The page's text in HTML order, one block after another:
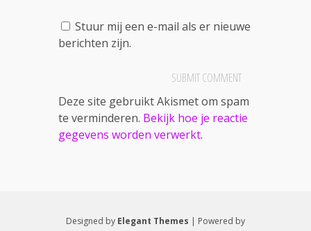
Stuur mij een e-mail als er nieuwe
berichten zijn.
Deze site gebruikt Akismet om spam
te verminderen. Bekijk hoe je reactie
gegevens worden verwerkt.
Designed by Elegant Themes | Powered by